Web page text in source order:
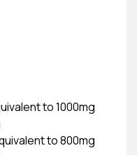
to 1000mg
to 800mg